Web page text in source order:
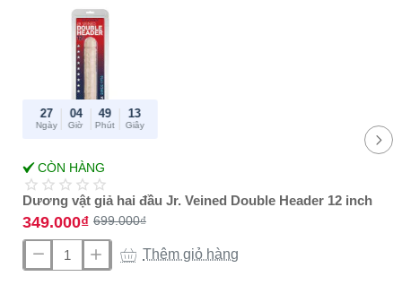
Best Amazon
reviews
27
Ngày
04
Giờ
49
Phút
13
Giây
CÒN HÀNG
Dương vật giả hai đầu Jr. Veined Double Header 12 inch
349.000₫ 699.000₫
Thêm giỏ hàng